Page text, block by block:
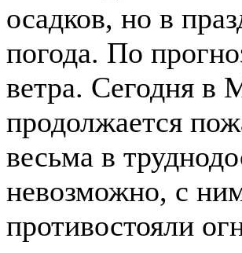
осадков, но в
погода. По
ветра. Сегодня в
продолжается
весьма в
невозможно, с
противостояли